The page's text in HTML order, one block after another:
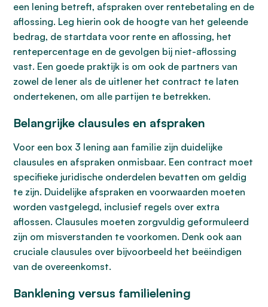
een lening betreft, afspraken over rentebetaling en de
aflossing. Leg hierin ook de hoogte van het geleende
bedrag, de startdata voor rente en aflossing, het
rentepercentage en de gevolgen bij niet-aflossing
vast. Een goede praktijk is om ook de partners van
zowel de lener als de uitlener het contract te laten
ondertekenen, om alle partijen te betrekken.
Belangrijke clausules en afspraken
Voor een box 3 lening aan familie zijn duidelijke
clausules en afspraken onmisbaar. Een contract moet
specifieke juridische onderdelen bevatten om geldig
te zijn. Duidelijke afspraken en voorwaarden moeten
worden vastgelegd, inclusief regels over extra
aflossen. Clausules moeten zorgvuldig geformuleerd
zijn om misverstanden te voorkomen. Denk ook aan
cruciale clausules over bijvoorbeeld het beëindigen
van de overeenkomst.
Banklening versus familielening